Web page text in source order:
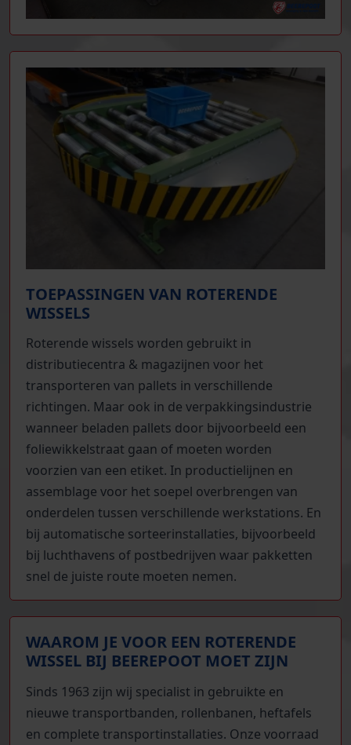
TOEPASSINGEN VAN ROTERENDE
WISSELS
Roterende wissels worden gebruikt in
distributiecentra & magazijnen voor het
transporteren van pallets in verschillende
richtingen. Maar ook in de verpakkingsindustrie
wanneer beladen pallets door bijvoorbeeld een
foliewikkelstraat gaan of moeten worden
voorzien van een etiket. In productielijnen en
assemblage voor het soepel overbrengen van
onderdelen tussen verschillende werkstations. En
bij automatische sorteerinstallaties, bijvoorbeeld
bij luchthavens of postbedrijven waar pakketten
snel de juiste route moeten nemen.
WAAROM JE VOOR EEN ROTERENDE
WISSEL BIJ BEEREPOOT MOET ZIJN
Sinds 1963 zijn wij specialist in gebruikte en
nieuwe transportbanden, rollenbanen, heftafels
en complete transportinstallaties. Onze voorraad